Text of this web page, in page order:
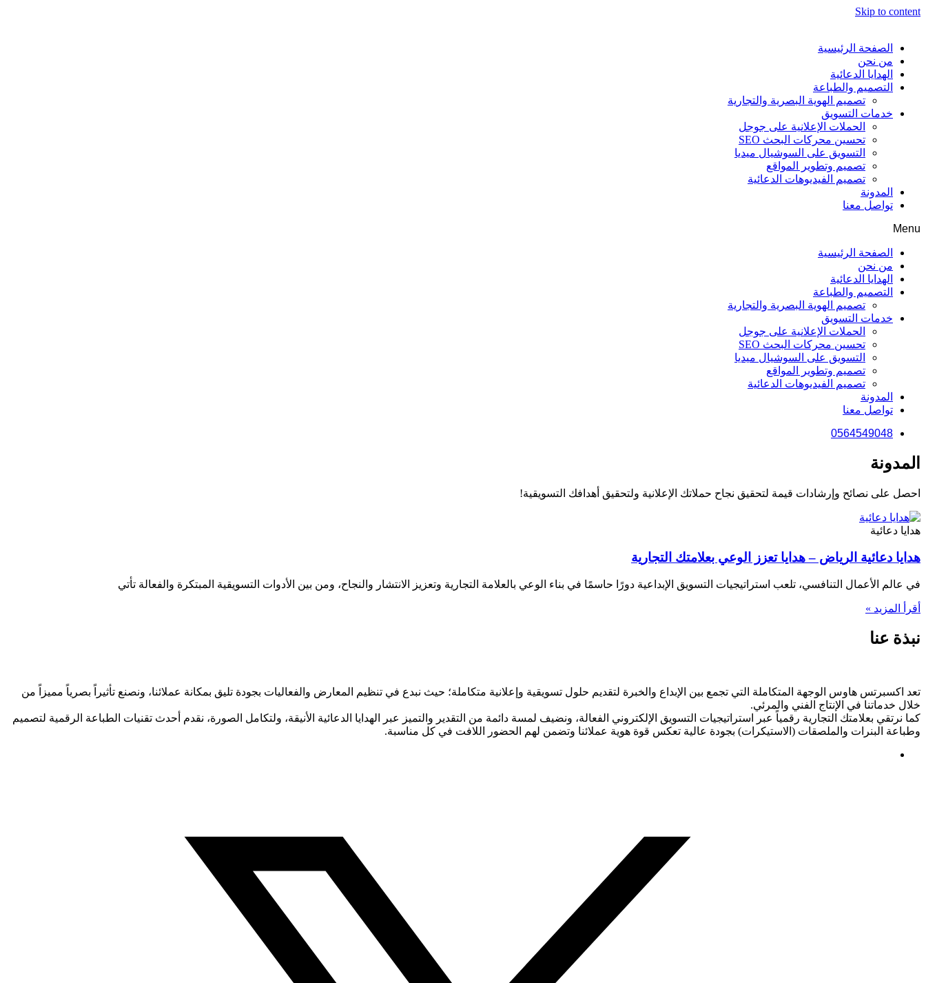
Skip to content
الصفحة الرئيسية
من نحن
الهدايا الدعائية
التصميم والطباعة
تصميم الهوية البصرية والتجارية
خدمات التسويق
الحملات الإعلانية على جوجل
تحسين محركات البحث SEO
التسويق على السوشيال ميديا
تصميم وتطوير المواقع
تصميم الفيديوهات الدعائية
المدونة
تواصل معنا
Menu
الصفحة الرئيسية
من نحن
الهدايا الدعائية
التصميم والطباعة
تصميم الهوية البصرية والتجارية
خدمات التسويق
الحملات الإعلانية على جوجل
تحسين محركات البحث SEO
التسويق على السوشيال ميديا
تصميم وتطوير المواقع
تصميم الفيديوهات الدعائية
المدونة
تواصل معنا
0564549048
المدونة
احصل على نصائح وإرشادات قيمة لتحقيق نجاح حملاتك الإعلانية ولتحقيق أهدافك التسويقية!
هدايا دعائية
هدايا دعائية الرياض – هدايا تعزز الوعي بعلامتك التجارية
في عالم الأعمال التنافسي، تلعب استراتيجيات التسويق الإبداعية دورًا حاسمًا في بناء الوعي بالعلامة التجارية وتعزيز الانتشار والنجاح، ومن بين الأدوات التسويقية المبتكرة والفعالة تأتي
أقرأ المزيد »
نبذة عنا
تعد اكسبرتس هاوس الوجهة المتكاملة التي تجمع بين الإبداع والخبرة لتقديم حلول تسويقية وإعلانية متكاملة؛ حيث نبدع في تنظيم المعارض والفعاليات بجودة تليق بمكانة عملائنا، ونصنع تأثيراً بصرياً مميزاً من
خلال خدماتنا في الإنتاج الفني والمرئي.
كما نرتقي بعلامتك التجارية رقمياً عبر استراتيجيات التسويق الإلكتروني الفعالة، ونضيف لمسة دائمة من التقدير والتميز عبر الهدايا الدعائية الأنيقة، ولتكامل الصورة، نقدم أحدث تقنيات الطباعة الرقمية لتصميم
وطباعة البنرات والملصقات (الاستيكرات) بجودة عالية تعكس قوة هوية عملائنا وتضمن لهم الحضور اللافت في كل مناسبة.